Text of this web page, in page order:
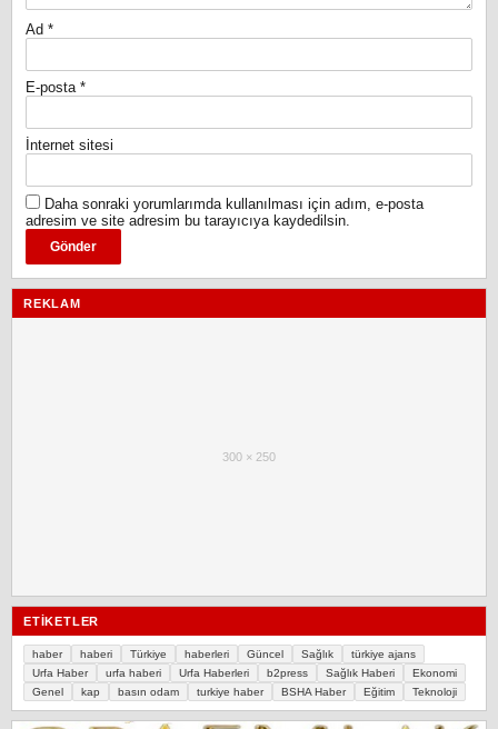
Ad *
E-posta *
İnternet sitesi
Daha sonraki yorumlarımda kullanılması için adım, e-posta
adresim ve site adresim bu tarayıcıya kaydedilsin.
REKLAM
300 × 250
ETIKETLER
haber haberi Türkiye haberleri Güncel Sağlık
türkiye ajans
Urfa Haber
urfa haberi Urfa Haberleri b2press Sağlık Haberi
Ekonomi
Genel
kap basın odam turkiye haber BSHA Haber Eğitim Teknoloji